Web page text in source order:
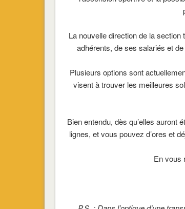
La nouvelle direction de la section
adhérents, de ses salariés et
Plusieurs options sont
visent à trouver les meilleures
Bien entendu, dès qu’elles auront
lignes, et vous pouvez d’ores et
En vous